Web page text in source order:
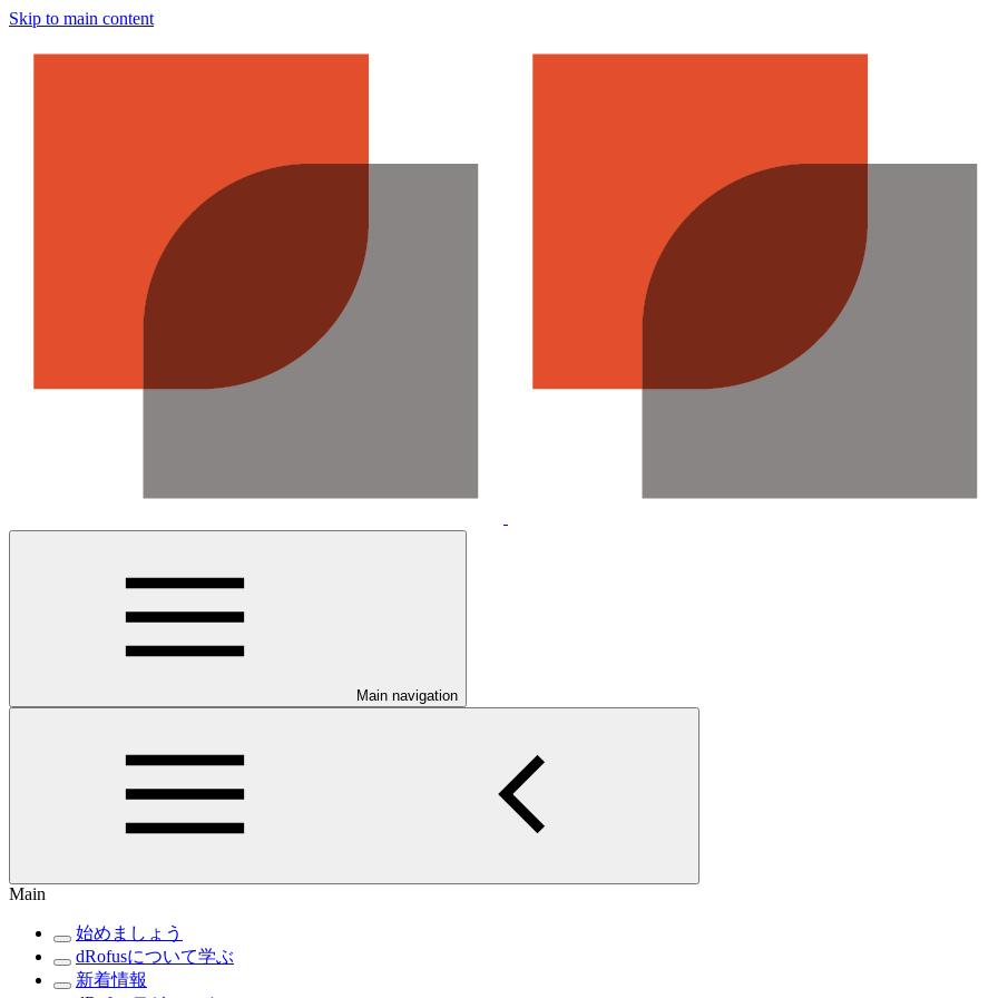
Skip to main content
Main navigation
Main
始めましょう
dRofusについて学ぶ
新着情報